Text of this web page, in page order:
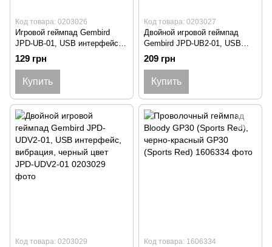
Код товара: 0203026
Игровой геймпад Gembird
JPD-UB-01, USB интерфейс
JPD-UB-01
129 грн
Купить
Код товара: 0203027
Двойной игровой геймпад
Gembird JPD-UB2-01, USB
интерфейс, черный цвет JPD-
UB2-01
209 грн
Купить
Код товара: 0203029 Код товара: 1606334